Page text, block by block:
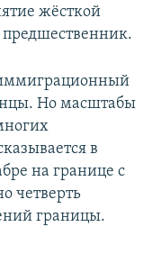
жёсткой
предшественник.
Но масштабы
в
на границе с
четверть
границы.